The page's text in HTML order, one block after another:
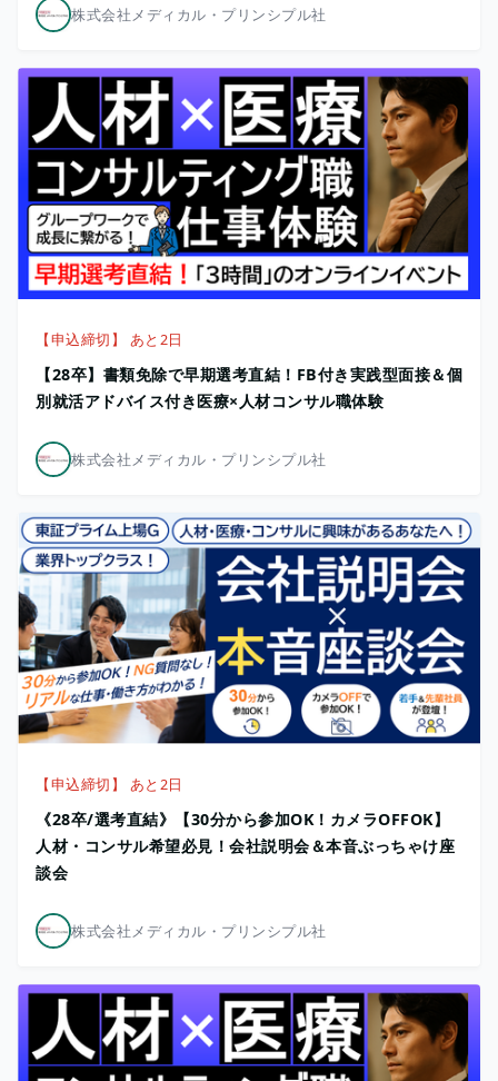
株式会社メディカル・プリンシプル社
【申込締切】 あと2日
【28卒】書類免除で早期選考直結！FB付き実践型面接＆個
別就活アドバイス付き医療×人材コンサル職体験
株式会社メディカル・プリンシプル社
【申込締切】 あと2日
《28卒/選考直結》【30分から参加OK！カメラOFFOK】
人材・コンサル希望必見！会社説明会＆本音ぶっちゃけ座
談会
株式会社メディカル・プリンシプル社